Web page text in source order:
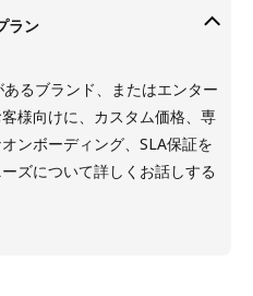
ラン
るブランド、またはエンター
様向けに、カスタム価格、専
ンボーディング、SLA保証を
ズについて詳しくお話しする